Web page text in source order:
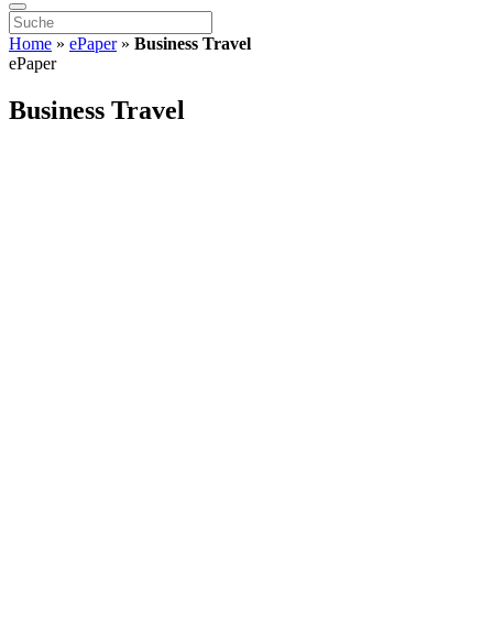
Home » ePaper» Business Travel
ePaper
Business Travel